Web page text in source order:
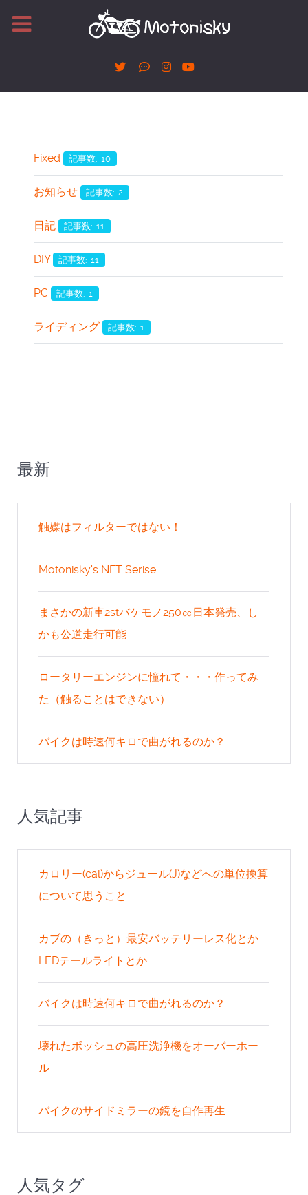
Fixed 記事数: 10
お知らせ 記事数: 2
日記 記事数: 11
DIY 記事数: 11
PC 記事数: 1
ライディング 記事数: 1
最新
触媒はフィルターではない！
Motonisky's NFT Serise
まさかの新車2stバケモノ250㏄日本発売、し
かも公道走行可能
ロータリーエンジンに憧れて・・・作ってみ
た（触ることはできない）
バイクは時速何キロで曲がれるのか？
人気記事
カロリー(cal)からジュール(J)などへの単位換算
について思うこと
カブの（きっと）最安バッテリーレス化とか
LEDテールライトとか
バイクは時速何キロで曲がれるのか？
壊れたボッシュの高圧洗浄機をオーバーホー
ル
バイクのサイドミラーの鏡を自作再生
人気タグ